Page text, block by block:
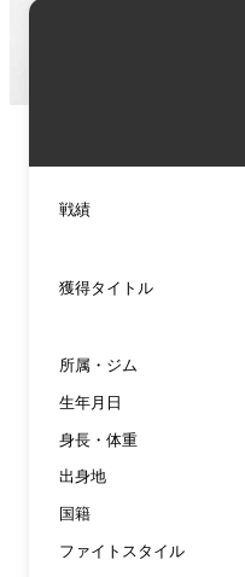
戦績
獲得タイトル
所属・ジム
生年月日
身長・体重
出身地
国籍
ファイトスタイル